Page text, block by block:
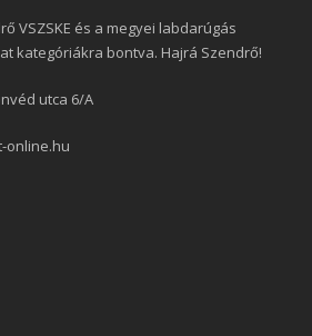
VSZSKE és a megyei labdarúgás
kategóriákra bontva. Hajrá Szendrő!
utca 6/A
online.hu